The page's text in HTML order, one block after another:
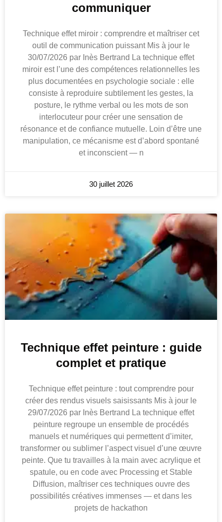
communiquer
Technique effet miroir : comprendre et maîtriser cet
outil de communication puissant Mis à jour le
30/07/2026 par Inès Bertrand La technique effet
miroir est l’une des compétences relationnelles les
plus documentées en psychologie sociale : elle
consiste à reproduire subtilement les gestes, la
posture, le rythme verbal ou les mots de son
interlocuteur pour créer une sensation de
résonance et de confiance mutuelle. Loin d’être une
manipulation, ce mécanisme est d’abord spontané
et inconscient — n
30 juillet 2026
Technique effet peinture : guide
complet et pratique
Technique effet peinture : tout comprendre pour
créer des rendus visuels saisissants Mis à jour le
29/07/2026 par Inès Bertrand La technique effet
peinture regroupe un ensemble de procédés
manuels et numériques qui permettent d’imiter,
transformer ou sublimer l’aspect visuel d’une œuvre
peinte. Que tu travailles à la main avec acrylique et
spatule, ou en code avec Processing et Stable
Diffusion, maîtriser ces techniques ouvre des
possibilités créatives immenses — et dans les
projets de hackathon